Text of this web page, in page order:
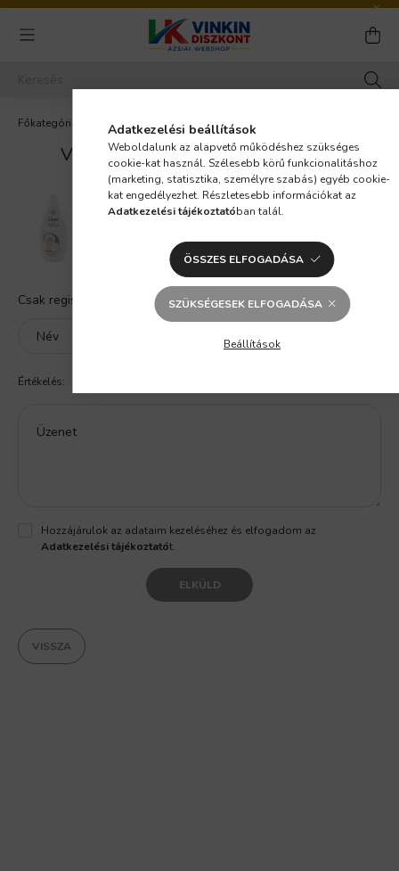
szépségápolás Tusfürdők, Samponok
VÉLEMÉNY ÍRÁSA A TERMÉKRŐL
Dove Beauty Secret tusfürdő kókuszolajjal és
Csak regisztrált vásárló, belépést követően írhat véleményt
Név
Értékelés:
Üzenet
Hozzájárulok az adataim kezeléséhez és elfogadom az
Adatkezelési tájékoztatót.
ELKÜLD
VISSZA
Adatkezelési beállítások
Weboldalunk az alapvető működéshez szükséges
cookie-kat használ. Szélesebb körű funkcionalitáshoz
(marketing, statisztika, személyre szabás) egyéb cookie-
kat engedélyezhet. Részletesebb információkat az
Adatkezelési tájékoztatóban talál.
ÖSSZES ELFOGADÁSA
SZÜKSÉGESEK ELFOGADÁSA
Beállítások